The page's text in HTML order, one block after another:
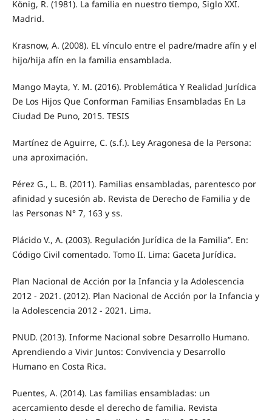
König, R. (1981). La familia en nuestro tiempo, Siglo XXI.
Madrid.
Krasnow, A. (2008). EL vínculo entre el padre/madre afín y el
hijo/hija afín en la familia ensamblada.
Mango Mayta, Y. M. (2016). Problemática Y Realidad Jurídica
De Los Hijos Que Conforman Familias Ensambladas En La
Ciudad De Puno, 2015. TESIS
Martínez de Aguirre, C. (s.f.). Ley Aragonesa de la Persona:
una aproximación.
Pérez G., L. B. (2011). Familias ensambladas, parentesco por
afinidad y sucesión ab. Revista de Derecho de Familia y de
las Personas N° 7, 163 y ss.
Plácido V., A. (2003). Regulación Jurídica de la Familia”. En:
Código Civil comentado. Tomo II. Lima: Gaceta Jurídica.
Plan Nacional de Acción por la Infancia y la Adolescencia
2012 - 2021. (2012). Plan Nacional de Acción por la Infancia y
la Adolescencia 2012 - 2021. Lima.
PNUD. (2013). Informe Nacional sobre Desarrollo Humano.
Aprendiendo a Vivir Juntos: Convivencia y Desarrollo
Humano en Costa Rica.
Puentes, A. (2014). Las familias ensambladas: un
acercamiento desde el derecho de familia. Revista